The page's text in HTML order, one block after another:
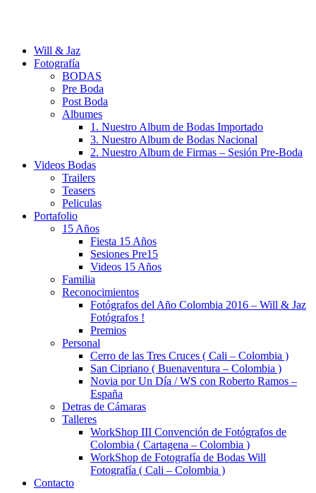
Will & Jaz
Fotografía
BODAS
Pre Boda
Post Boda
Albumes
1. Nuestro Album de Bodas Importado
3. Nuestro Album de Bodas Nacional
2. Nuestro Album de Firmas – Sesión Pre-Boda
Videos Bodas
Trailers
Teasers
Peliculas
Portafolio
15 Años
Fiesta 15 Años
Sesiones Pre15
Videos 15 Años
Familia
Reconocimientos
Fotógrafos del Año Colombia 2016 – Will & Jaz
Fotógrafos !
Premios
Personal
Cerro de las Tres Cruces ( Cali – Colombia )
San Cipriano ( Buenaventura – Colombia )
Novia por Un Día / WS con Roberto Ramos –
España
Detras de Cámaras
Talleres
WorkShop III Convención de Fotógrafos de
Colombia ( Cartagena – Colombia )
WorkShop de Fotografía de Bodas Will
Fotografía ( Cali – Colombia )
Contacto